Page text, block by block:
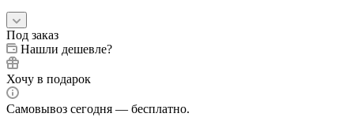
Под заказ
Нашли дешевле?
Хочу в подарок
Самовывоз сегодня — бесплатно.